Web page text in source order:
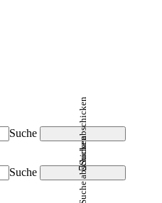
Suche
Suche abschicken
Suche
Suche abschicken